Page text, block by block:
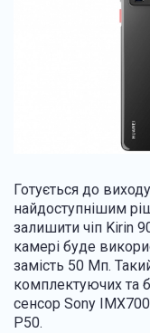
Готується до
найдоступнішим
залишити чіп Kirin
камері буде
замість 50 Мп.
комплектуючих та
сенсор Sony
P50.